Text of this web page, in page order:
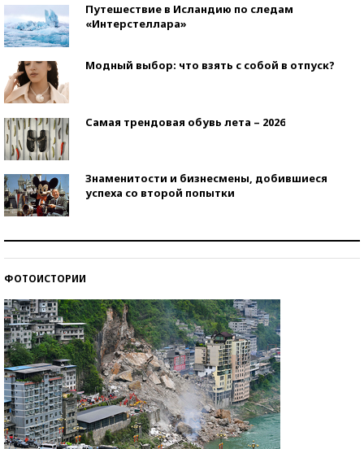
Путешествие в Исландию по следам
«Интерстеллара»
Модный выбор: что взять с собой в отпуск?
Самая трендовая обувь лета – 2026
Знаменитости и бизнесмены, добившиеся
успеха со второй попытки
ФОТОИСТОРИИ